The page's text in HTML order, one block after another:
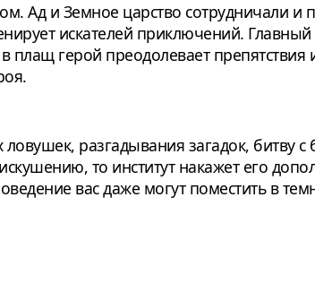
Ад и Земное царство сотрудничали и
искателей приключений.
герой преодолевает
разгадывания загадок, битву
то институт накажет его
вас даже могут поместить в